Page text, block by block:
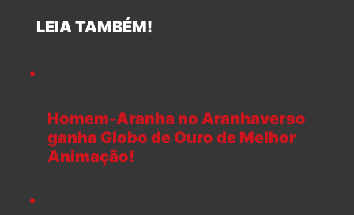
LEIA TAMBÉM!
Homem-Aranha no Aranhaverso
ganha Globo de Ouro de Melhor
Animação!